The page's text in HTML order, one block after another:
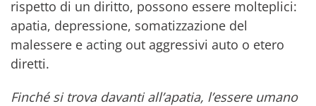
rispetto di un diritto, possono essere molteplici:
apatia, depressione, somatizzazione del
malessere e acting out aggressivi auto o etero
diretti.
Finché si trova davanti all’apatia, l’essere umano